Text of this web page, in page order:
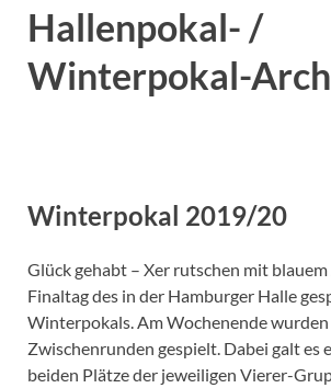
Hallenpokal- /
Winterpokal-
Winterpokal 2019/20
Glück gehabt – Xer rutschen mit blauem
Finaltag des in der Hamburger Halle
Winterpokals. Am Wochenende
Zwischenrunden gespielt. Dabei galt es
beiden Plätze der jeweiligen Vierer-